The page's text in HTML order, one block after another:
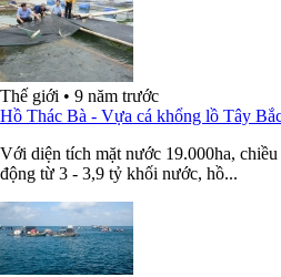
Thế giới • 9 năm trước
Hồ Thác Bà - Vựa cá khổng lồ Tây
Với diện tích mặt nước 19.000ha,
động từ 3 - 3,9 tỷ khối nước, hồ...